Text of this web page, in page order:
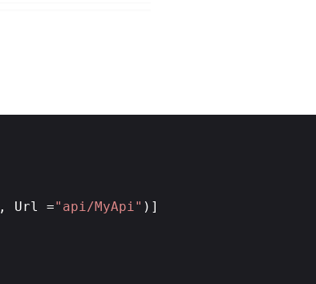
, Url ="api/MyApi" )]